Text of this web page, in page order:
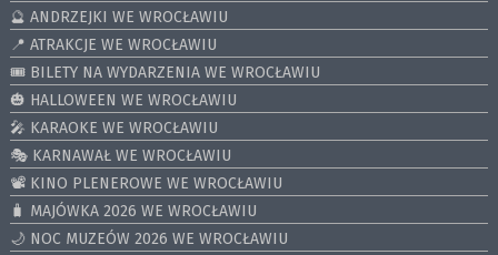
🔮 ANDRZEJKI WE WROCŁAWIU
📍 ATRAKCJE WE WROCŁAWIU
🎟️ BILETY NA WYDARZENIA WE WROCŁAWIU
🎃 HALLOWEEN WE WROCŁAWIU
🎤 KARAOKE WE WROCŁAWIU
🎭 KARNAWAŁ WE WROCŁAWIU
📽️ KINO PLENEROWE WE WROCŁAWIU
🧳 MAJÓWKA 2026 WE WROCŁAWIU
🌙 NOC MUZEÓW 2026 WE WROCŁAWIU